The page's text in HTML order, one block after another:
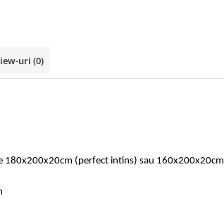
uri (0)
180x200x20cm (perfect intins) sau 160x200x20cm